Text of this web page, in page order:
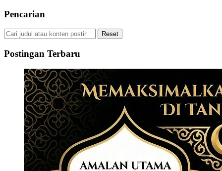
Pencarian
Reset
Postingan Terbaru